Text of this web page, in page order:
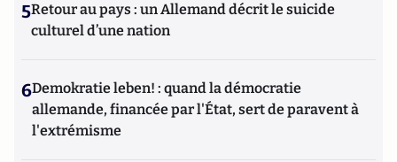
5Retour au pays : un Allemand décrit le suicide
culturel d’une nation
6Demokratie leben! : quand la démocratie
allemande, financée par l'État, sert de paravent à
l'extrémisme